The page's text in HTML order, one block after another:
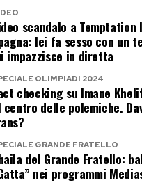
lettura. Focalizzare il
del viaggio e sul
aiuta la corteccia
il sopravvento
della paura.
scandalo a Temptation
lei fa sesso con un
impazzisce in diretta
OLIMPIADI 2024
checking su Imane
centro delle polemiche.
GRANDE FRATELLO
del Grande Fratello:
nei programmi